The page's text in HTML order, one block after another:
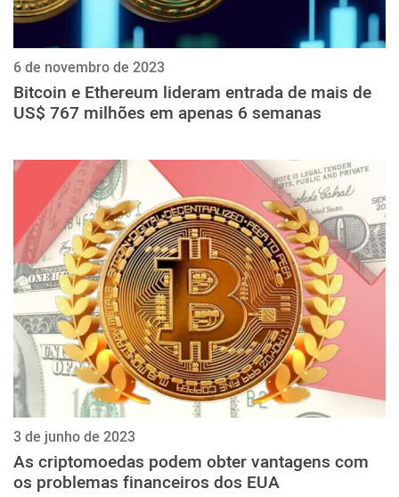
6 de novembro de 2023
Bitcoin e Ethereum lideram entrada de mais de
US$ 767 milhões em apenas 6 semanas
3 de junho de 2023
As criptomoedas podem obter vantagens com
os problemas financeiros dos EUA